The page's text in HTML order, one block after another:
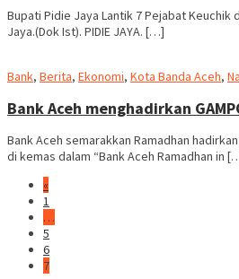
Bupati Pidie Jaya Lantik 7 Pejabat Keuchik
Jaya.(Dok Ist). PIDIE JAYA. […]
Bank, Berita, Ekonomi, Kota Banda Aceh,
Bank Aceh menghadirkan
Bank Aceh semarakkan Ramadhan hadirkan
di kemas dalam “Bank Aceh Ramadhan in
«
1
…
5
6
7